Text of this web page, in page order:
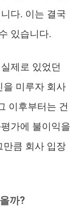
다. 이는 결국
있습니다.
제로 있었던
을 미루자 회사
이후부터는 건
가에 불이익을
만큼 회사 입장
까?